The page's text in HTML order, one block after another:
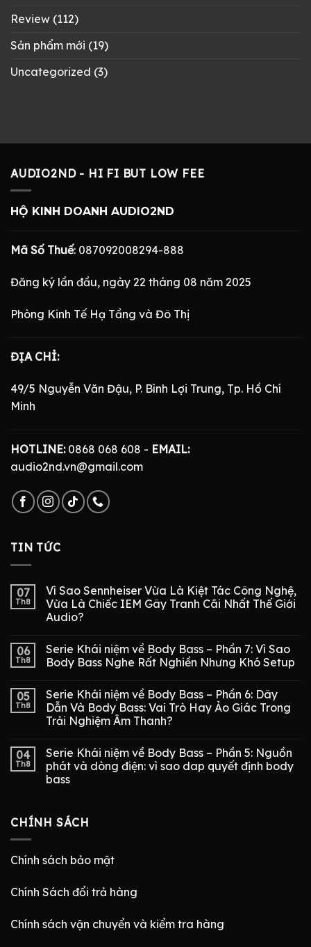
Review (112)
Sản phẩm mới (19)
Uncategorized (3)
AUDIO2ND - HI FI BUT LOW FEE
HỘ KINH DOANH AUDIO2ND
Mã Số Thuế: 087092008294-888
Đăng ký lần đầu, ngày 22 tháng 08 năm 2025
Phòng Kinh Tế Hạ Tầng và Đô Thị
ĐỊA CHỈ:
49/5 Nguyễn Văn Đậu, P. Bình Lợi Trung, Tp. Hồ Chí
Minh
HOTLINE:0868 068 608 - EMAIL:
audio2nd.vn@gmail.com
TIN TỨC
07
Th8
Vì Sao Sennheiser Vừa Là Kiệt Tác Công Nghệ,
Vừa Là Chiếc IEM Gây Tranh Cãi Nhất Thế Giới
Audio?
06
Th8
Serie Khái niệm về Body Bass – Phần 7: Vì Sao
Body Bass Nghe Rất Nghiền Nhưng Khó Setup
05
Th8
Serie Khái niệm về Body Bass – Phần 6: Dây
Dẫn Và Body Bass: Vai Trò Hay Ảo Giác Trong
Trải Nghiệm Âm Thanh?
04
Th8
Serie Khái niệm về Body Bass – Phần 5: Nguồn
phát và dòng điện: vì sao dap quyết định body
bass
CHÍNH SÁCH
Chính sách bảo mật
Chính Sách đổi trả hàng
Chính sách vận chuyển và kiểm tra hàng